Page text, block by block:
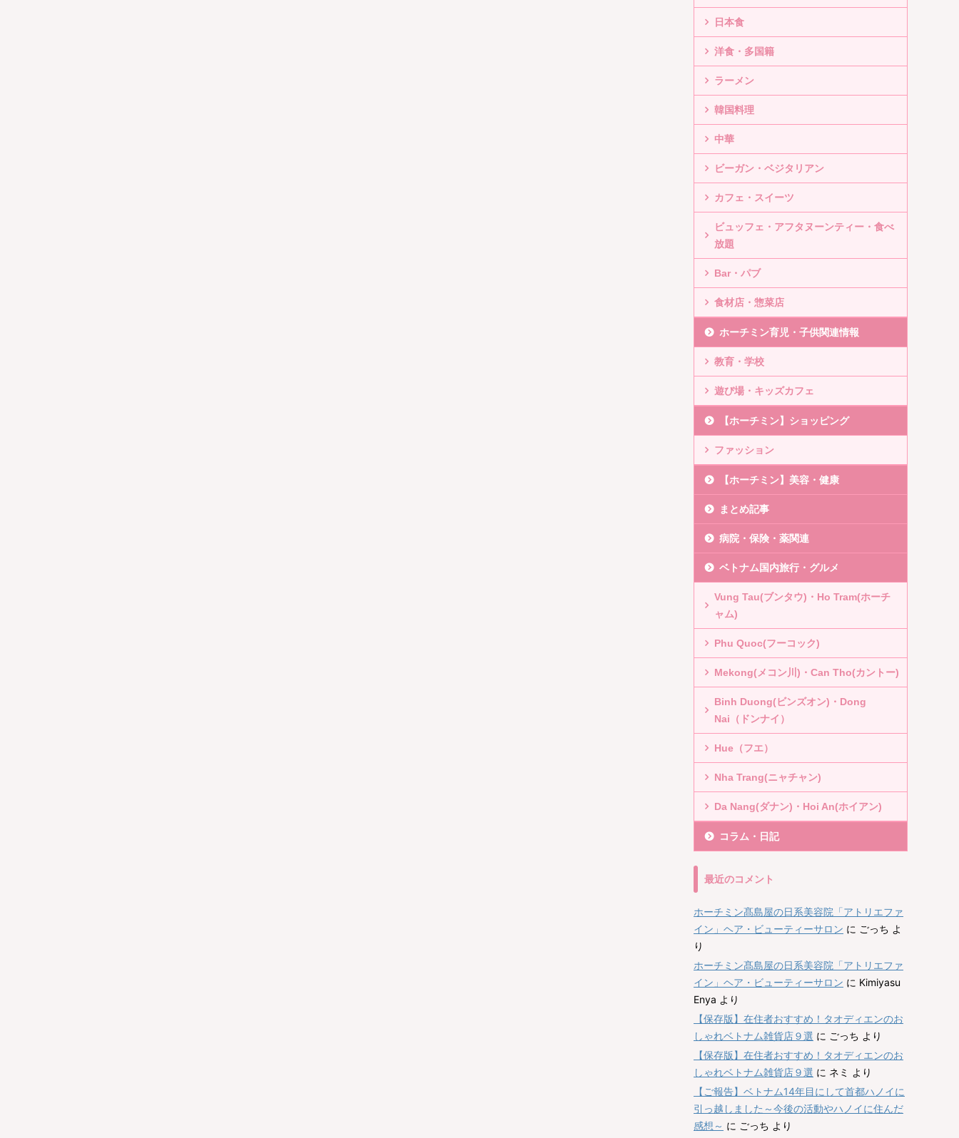
日本食
洋食・多国籍
ラーメン
韓国料理
中華
ビーガン・ベジタリアン
カフェ・スイーツ
ビュッフェ・アフタヌーンティー・食べ
放題
Bar・パブ
食材店・惣菜店
ホーチミン育児・子供関連情報
教育・学校
遊び場・キッズカフェ
【ホーチミン】ショッピング
ファッション
【ホーチミン】美容・健康
まとめ記事
病院・保険・薬関連
ベトナム国内旅行・グルメ
Vung Tau(ブンタウ)・Ho Tram(ホーチ
ャム)
Phu Quoc(フーコック)
Mekong(メコン川)・Can Tho(カントー)
Binh Duong(ビンズオン)・Dong
Nai（ドンナイ）
Hue（フエ）
Nha Trang(ニャチャン)
Da Nang(ダナン)・Hoi An(ホイアン)
コラム・日記
最近のコメント
ホーチミン髙島屋の日系美容院「アトリエファ
イン」ヘア・ビューティーサロン に ごっち よ
り
ホーチミン髙島屋の日系美容院「アトリエファ
イン」ヘア・ビューティーサロン に Kimiyasu
Enya より
【保存版】在住者おすすめ！タオディエンのお
しゃれベトナム雑貨店９選 に ごっち より
【保存版】在住者おすすめ！タオディエンのお
しゃれベトナム雑貨店９選 に ネミ より
【ご報告】ベトナム14年目にして首都ハノイに
引っ越しました～今後の活動やハノイに住んだ
感想～ に ごっち より